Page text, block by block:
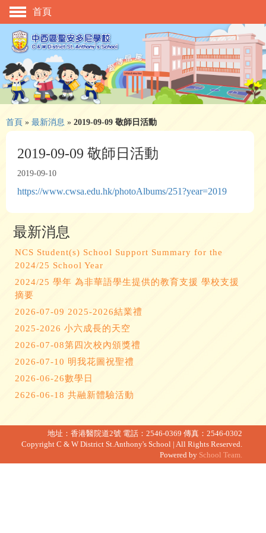
主頁
校慶活動
管理與組織
學與教
校風及學生支援
相片及影片
升中資訊
家長教師會
校友會
首頁
首頁 » 最新消息 » 2019-09-09 敬師日活動
2019-09-09 敬師日活動
2019-09-10
https://www.cwsa.edu.hk/photoAlbums/251?year=2019
最新消息
NCS Student(s) School Support Summary for the
2024/25 School Year
2024/25 學年 為非華語學生提供的教育支援 學校支援
摘要
2026-07-09 2025-2026結業禮
2025-2026 小六成長的天空
2026-07-08第四次校內頒獎禮
2026-07-10 明我花圖祝聖禮
2026-06-26數學日
2626-06-18 共融新體驗活動
地址：香港醫院道2號 電話：2546-0369 傳真：2546-0302
Copyright C & W District St.Anthony's School | All Rights Reserved.
Powered by School Team.